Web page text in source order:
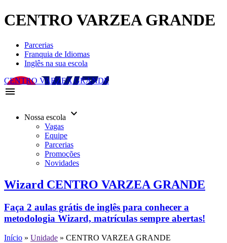
CENTRO VARZEA GRANDE
Parcerias
Franquia de Idiomas
Inglês na sua escola
CENTRO VARZEA GRANDE
menu
Nossa escola keyboard_arrow_down
Vagas
Equipe
Parcerias
Promoções
Novidades
Wizard CENTRO VARZEA GRANDE
Faça 2 aulas grátis de inglês para conhecer a
metodologia Wizard, matrículas sempre abertas!
Início » Unidade » CENTRO VARZEA GRANDE